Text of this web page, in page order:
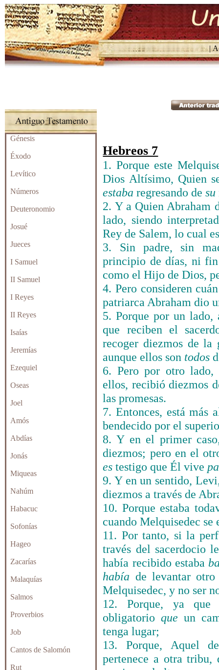
|
Génesis
Éxodo
Levítico
Números
Deuteronomio
Josué
Jueces
I Samuel
II Samuel
I Reyes
II Reyes
Isaías
Jeremías
Ezequiel
Oseas
Joel
Amós
Abdías
Jonás
Miqueas
Nahúm
Habacuc
Sofonías
Hageo
Zacarías
Malaquías
Salmos
Proverbios
Job
Cantos de Salomón
Rut
Hebreos 7
1. Porque este
Dios Altísimo, Quien
estabaregresando desu
2. Y a Quien Abraham
lado, siendo
Rey de Salem, lo cual
3. Sin padre, sin
principio de días, ni
como el Hijo de Dios,
4. Pero consideren
patriarca Abraham dio
5. Porque por un
que reciben el
recoger diezmos de
aunque ellos son todos
6. Pero por otro lado,
ellos, recibió diezmos
las promesas.
7. Entonces, está más
bendecido por el
8. Y en el primer
diezmos; pero en el
es testigo que Él vive
9. Y en un sentido,
diezmos a través de
10. Porque estaba
cuando Melquisedec se
11. Por tanto, si la
través del sacerdocio
había recibido estaba
había de levantar otro
Melquisedec, y no ser
12. Porque, ya que
obligatorioque un
tenga lugar;
13. Porque, Aquel
pertenece a otra tribu,